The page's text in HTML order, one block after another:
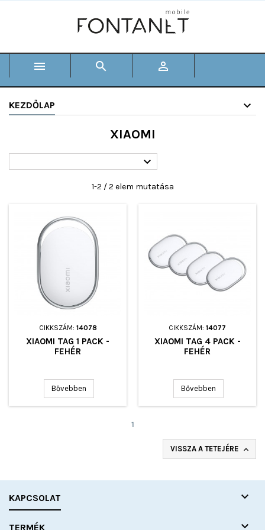
  
KEZDŐLAP
XIAOMI

1-2 / 2 elem mutatása
CIKKSZÁM: 14078
XIAOMI TAG 1 PACK -
FEHÉR
Bővebben
CIKKSZÁM: 14077
XIAOMI TAG 4 PACK -
FEHÉR
Bővebben
1
VISSZA A TETEJÉRE 
KAPCSOLAT 
TERMÉK 